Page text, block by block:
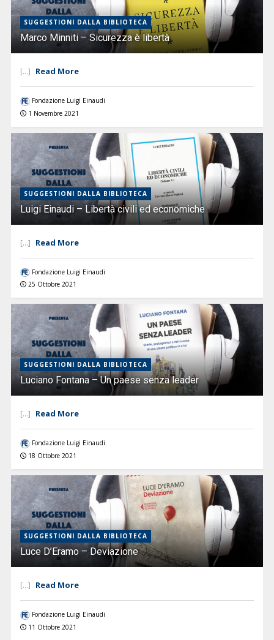
SUGGESTIONI DALLA BIBLIOTECA
Marco Minniti – Sicurezza è libertà
[...] Read More
Fondazione Luigi Einaudi
1 Novembre 2021
SUGGESTIONI DALLA BIBLIOTECA
Luigi Einaudi – Libertà civili ed economiche
[...] Read More
Fondazione Luigi Einaudi
25 Ottobre 2021
SUGGESTIONI DALLA BIBLIOTECA
Luciano Fontana – Un paese senza leader
[...] Read More
Fondazione Luigi Einaudi
18 Ottobre 2021
SUGGESTIONI DALLA BIBLIOTECA
Luce D’Eramo – Deviazione
[...] Read More
Fondazione Luigi Einaudi
11 Ottobre 2021